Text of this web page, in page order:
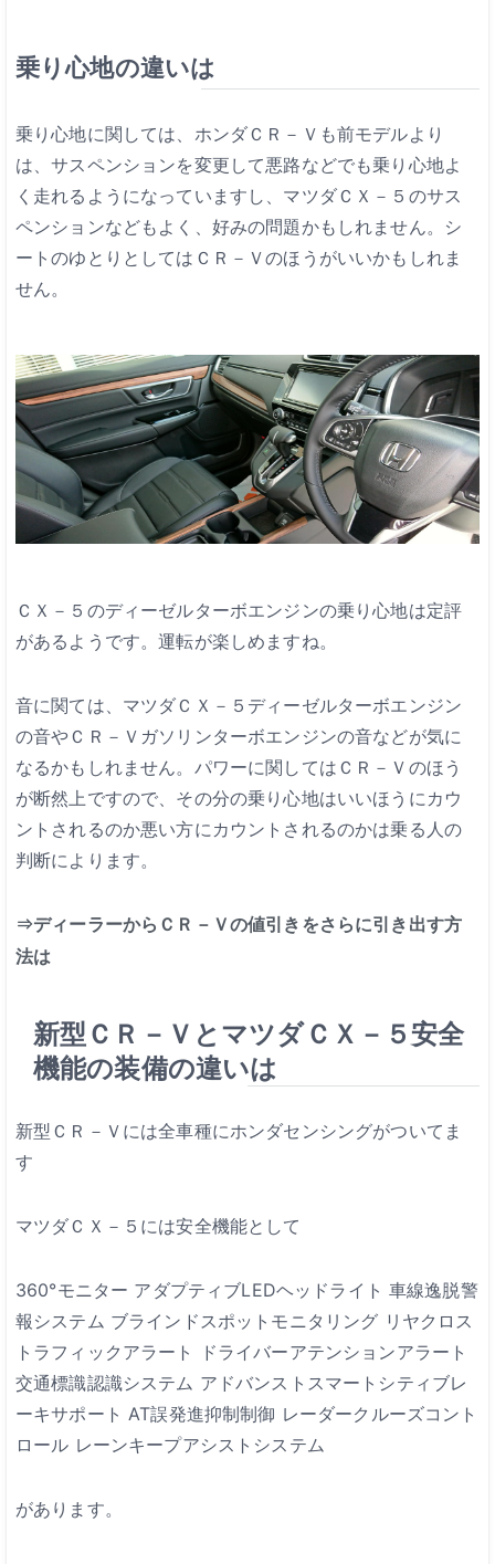
乗り心地の違いは
乗り心地に関しては、ホンダＣＲ－Ｖも前モデルより
は、サスペンションを変更して悪路などでも乗り心地よ
く走れるようになっていますし、マツダＣＸ－５のサス
ペンションなどもよく、好みの問題かもしれません。シ
ートのゆとりとしてはＣＲ－Ｖのほうがいいかもしれま
せん。
ＣＸ－５のディーゼルターボエンジンの乗り心地は定評
があるようです。運転が楽しめますね。
音に関ては、マツダＣＸ－５ディーゼルターボエンジン
の音やＣＲ－Ｖガソリンターボエンジンの音などが気に
なるかもしれません。パワーに関してはＣＲ－Ｖのほう
が断然上ですので、その分の乗り心地はいいほうにカウ
ントされるのか悪い方にカウントされるのかは乗る人の
判断によります。
⇒ディーラーからＣＲ－Ｖの値引きをさらに引き出す方
法は
新型ＣＲ－ＶとマツダＣＸ－５安全
機能の装備の違いは
新型ＣＲ－Ｖには全車種にホンダセンシングがついてま
す
マツダＣＸ－５には安全機能として
360°モニター アダプティブLEDヘッドライト 車線逸脱警
報システム ブラインドスポットモニタリング リヤクロス
トラフィックアラート
ドライバーアテンションアラート
交通標識認識システム アドバンストスマートシティブレ
ーキサポート AT誤発進抑制制御 レーダークルーズコント
ロール レーンキープアシストシステム
があります。